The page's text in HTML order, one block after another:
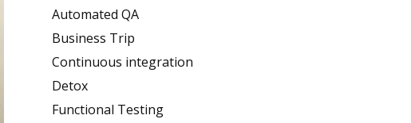
Automated QA
Business Trip
Continuous integration
Detox
Functional Testing